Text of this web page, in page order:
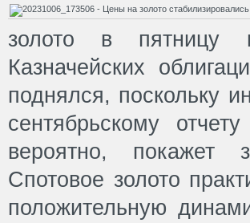
золото в пятницу
Казначейских
поднялся, поскольку
сентябрьскому
вероятно, покажет
Спотовое золото
положительную